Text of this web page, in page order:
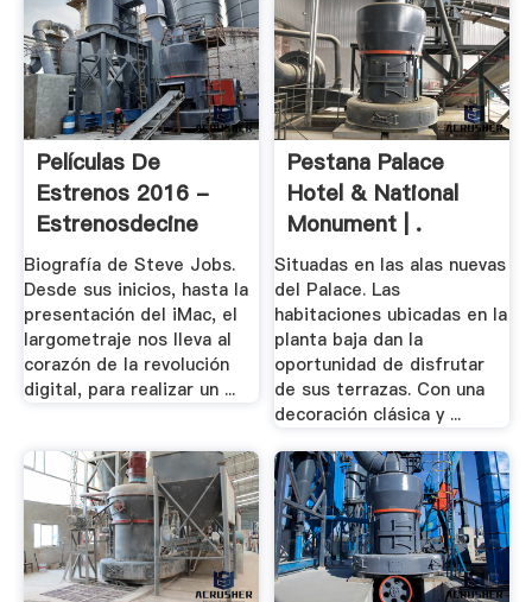
Películas De
Estrenos 2016 -
Estrenosdecine
Biografía de Steve Jobs.
Desde sus inicios, hasta la
presentación del iMac, el
largometraje nos lleva al
corazón de la revolución
digital, para realizar un ...
Pestana Palace
Hotel & National
Monument | .
Situadas en las alas nuevas
del Palace. Las
habitaciones ubicadas en la
planta baja dan la
oportunidad de disfrutar
de sus terrazas. Con una
decoración clásica y ...